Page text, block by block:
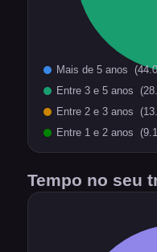
Tempo no seu